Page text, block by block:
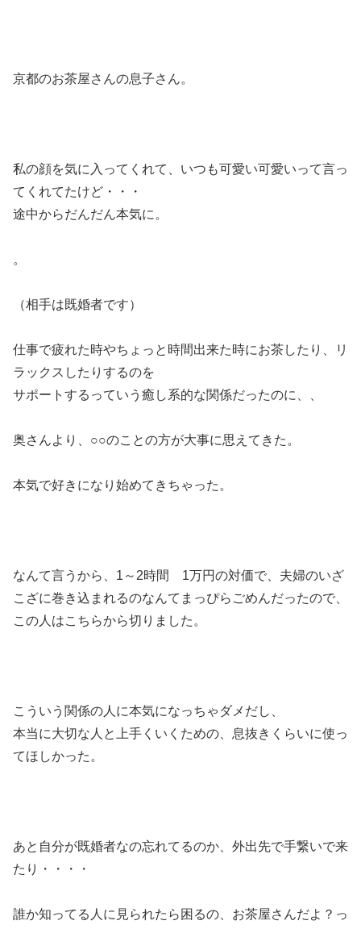
京都のお茶屋さんの息子さん。
私の顔を気に入ってくれて、いつも可愛い可愛いって言っ
てくれてたけど・・・
途中からだんだん本気に。
。
（相手は既婚者です）
仕事で疲れた時やちょっと時間出来た時にお茶したり、リ
ラックスしたりするのを
サポートするっていう癒し系的な関係だったのに、、
奥さんより、○○のことの方が大事に思えてきた。
本気で好きになり始めてきちゃった。
なんて言うから、1～2時間 1万円の対価で、夫婦のいざ
こざに巻き込まれるのなんてまっぴらごめんだったので、
この人はこちらから切りました。
こういう関係の人に本気になっちゃダメだし、
本当に大切な人と上手くいくための、息抜きくらいに使っ
てほしかった。
あと自分が既婚者なの忘れてるのか、外出先で手繋いで来
たり・・・・
誰か知ってる人に見られたら困るの、お茶屋さんだよ？っ